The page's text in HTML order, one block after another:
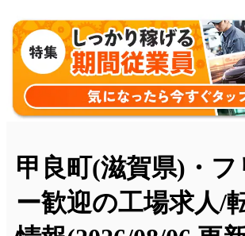
甲良町(滋賀県)・フ
ー歓迎の工場求人/